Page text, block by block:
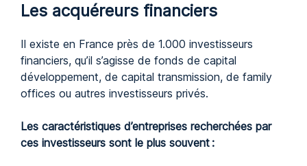
Les acquéreurs financiers
Il existe en France près de 1.000 investisseurs
financiers, qu’il s’agisse de fonds de capital
développement, de capital transmission, de family
offices ou autres investisseurs privés.
Les caractéristiques d’entreprises recherchées par
ces investisseurs sont le plus souvent :